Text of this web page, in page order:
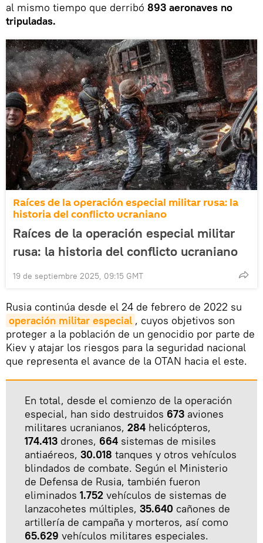
al mismo tiempo que derribó 893 aeronaves no
tripuladas.
Raíces de la operación especial militar rusa: la
historia del conflicto ucraniano
Raíces de la operación especial militar
rusa: la historia del conflicto ucraniano
19 de septiembre 2025, 09:15 GMT
Rusia continúa desde el 24 de febrero de 2022 su
operación militar especial , cuyos objetivos son
proteger a la población de un genocidio por parte de
Kiev y atajar los riesgos para la seguridad nacional
que representa el avance de la OTAN hacia el este.
En total, desde el comienzo de la operación
especial, han sido destruidos 673 aviones
militares ucranianos, 284 helicópteros,
174.413 drones, 664 sistemas de misiles
antiaéreos, 30.018 tanques y otros vehículos
blindados de combate. Según el Ministerio
de Defensa de Rusia, también fueron
eliminados 1.752 vehículos de sistemas de
lanzacohetes múltiples, 35.640 cañones de
artillería de campaña y morteros, así como
65.629 vehículos militares especiales.